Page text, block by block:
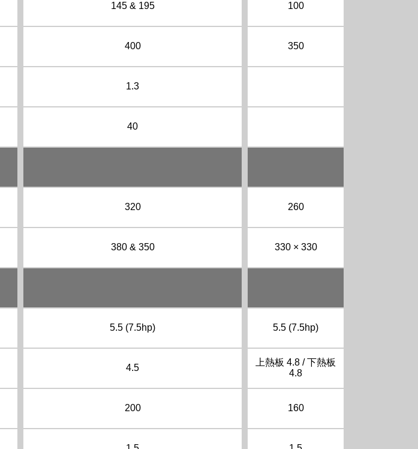
145 & 195
400
1.3
40
320
380 & 350
5.5 (7.5hp)
4.5
200
100
350
260
330 × 330
5.5 (7.5hp)
上熱板 4.8 / 下熱板
4.8
160